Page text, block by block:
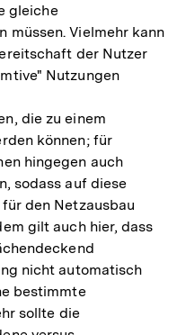
gleiche
müssen. Vielmehr kann
der Nutzer
Nutzungen
die zu einem
können; für
hingegen auch
sodass auf diese
den Netzausbau
gilt auch hier, dass
nicht automatisch
bestimmte
sollte die